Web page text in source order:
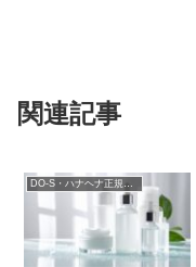
関連記事